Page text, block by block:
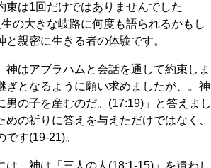
は1回だけではありませんでした
の大きな岐路に何度も語られるかもし
親密に生きる者の体験です。
はアブラハムと会話を通して約束しま
ぎとなるように願い求めましたが、。神
の子を産むのだ。(17:19)」と答えまし
の祈りに答えを与えただけではなく、
す(19-21)。
、神は「三人の人(18:1-15)」を遣わし